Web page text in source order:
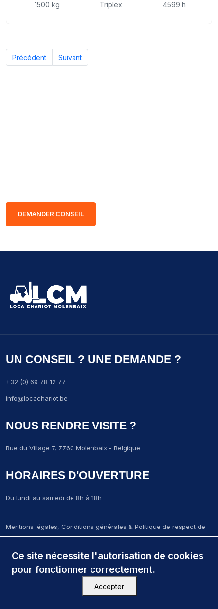
1500 kg Triplex 4599 h
Précédent Suivant
DEMANDER CONSEIL
UN CONSEIL ? UNE DEMANDE ?
+32 (0) 69 78 12 77
info@locachariot.be
NOUS RENDRE VISITE ?
Rue du Village 7, 7760 Molenbaix - Belgique
HORAIRES D'OUVERTURE
Du lundi au samedi de 8h à 18h
Création par Wapix
Mentions légales, Conditions générales & Politique de respect de
la vie privée
Ce site nécessite l'autorisation de cookies
pour fonctionner correctement.
Accepter